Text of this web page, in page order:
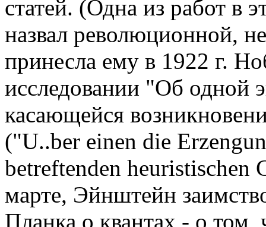
статей. (Одна из работ в
назвал революционной,
принесла ему в 1922 г.
исследовании "Об одной
касающейся
("U..ber einen die
betreftenden heuristischen
марте, Эйнштейн
Планка о квантах - о том,